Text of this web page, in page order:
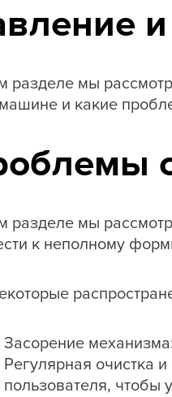
разделе мы
и какие
разделе мы
к неполному
Засорение
Регулярная очистка
пользователя, чтобы